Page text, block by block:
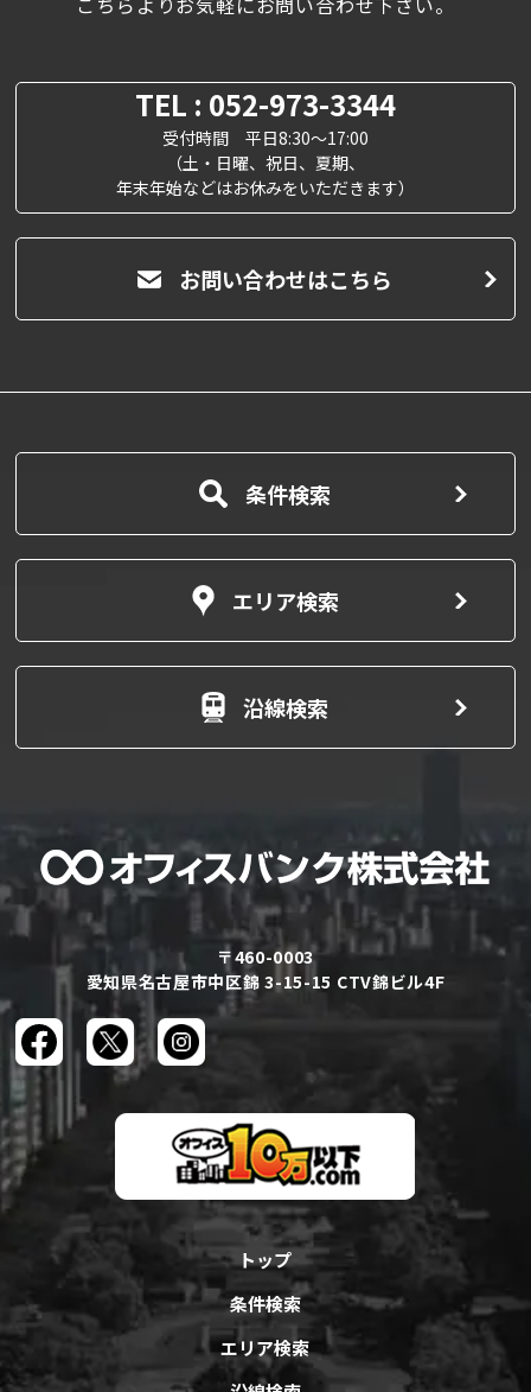
TEL : 052-973-3344
受付時間 平日8:30～17:00
（土・日曜、祝日、夏期、
年末年始などはお休みをいただきます）
お問い合わせはこちら
条件検索
エリア検索
沿線検索
〒460-0003
愛知県名古屋市中区錦 3-15-15 CTV錦ビル4F
トップ
条件検索
エリア検索